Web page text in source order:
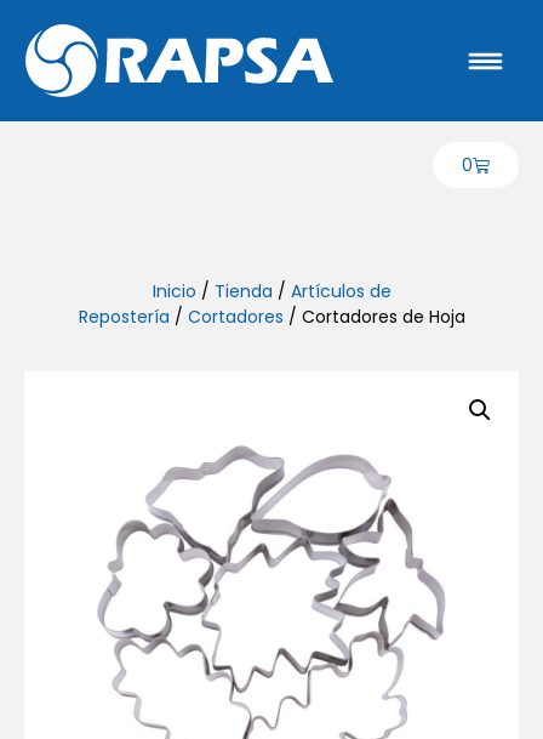
0
Inicio / Tienda / Artículos de
Repostería / Cortadores / Cortadores de Hoja